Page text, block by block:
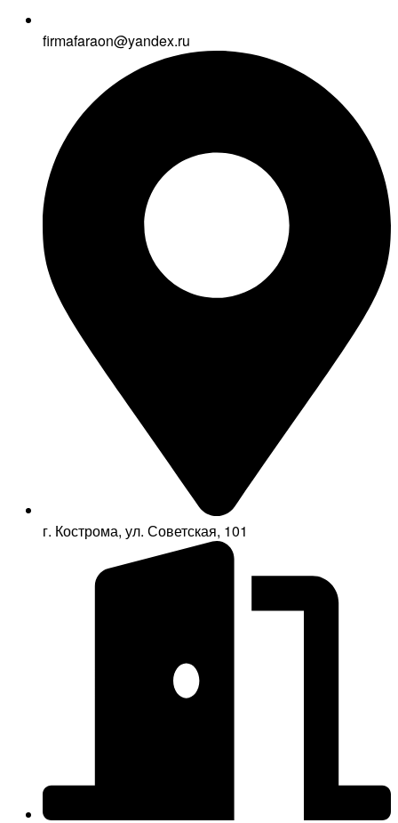
firmafaraon@yandex.ru
г. Кострома, ул. Советская, 101